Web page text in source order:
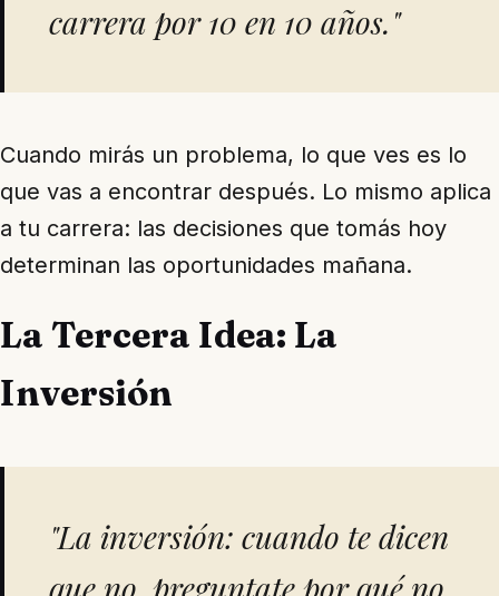
carrera por 10 en 10 años."
Cuando mirás un problema, lo que ves es lo
que vas a encontrar después. Lo mismo aplica
a tu carrera: las decisiones que tomás hoy
determinan las oportunidades mañana.
La Tercera Idea: La
Inversión
"La inversión: cuando te dicen
que no, preguntate por qué no